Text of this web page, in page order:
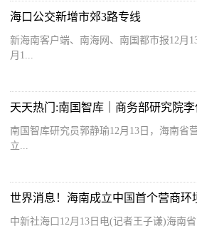
海口公交新增市郊3路专线
新海南客户端、南海网、南国都市报12月
月1...
南国智库研究员郭静瑜12月13日，海南省
立...
世界消息！海南成立中国首个营商环
中新社海口12月13日电(记者王子谦)海南